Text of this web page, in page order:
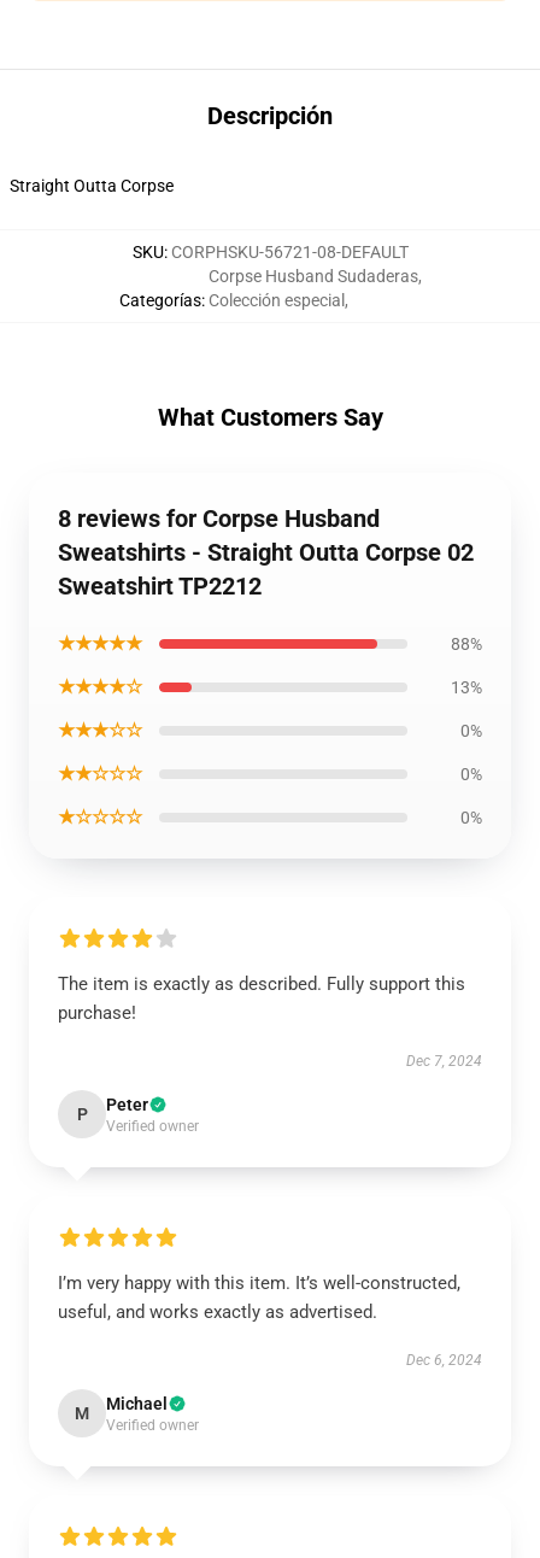
Descripción
Straight Outta Corpse
SKU: CORPHSKU-56721-08-DEFAULT
Categorías:
Corpse Husband Sudaderas,
Colección especial ,
What Customers Say
8 reviews for Corpse Husband
Sweatshirts - Straight Outta Corpse 02
Sweatshirt TP2212
★★★★★ 88%
★★★★☆ 13%
★★★☆☆ 0%
★★☆☆☆ 0%
★☆☆☆☆ 0%
The item is exactly as described. Fully support this
purchase!
Dec 7, 2024
P Peter
Verified owner
I’m very happy with this item. It’s well-constructed,
useful, and works exactly as advertised.
Dec 6, 2024
M Michael
Verified owner